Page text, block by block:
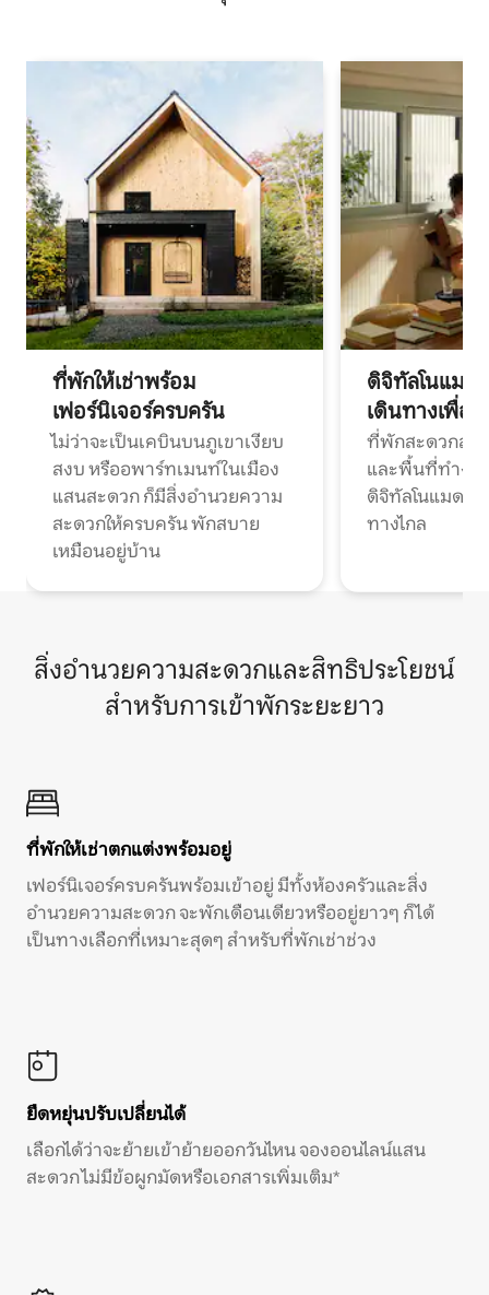
ที่พักให้เช่าพร้อม
เฟอร์นิเจอร์ครบครัน
ไม่ว่าจะเป็นเคบินบนภูเขาเงียบ
สงบ หรืออพาร์ทเมนท์ในเมือง
แสนสะดวก ก็มีสิ่งอำนวยความ
สะดวกให้ครบครัน พักสบาย
เหมือนอยู่บ้าน
ดิจิทัลโนแมด
เดินทางเพื่อ
ที่พักสะดวกสบ
และพื้นที่ทำงา
ดิจิทัลโนแมดแ
ทางไกล
สิ่งอำนวยความสะดวกและสิทธิประโยชน์
สำหรับการเข้าพักระยะยาว
ที่พักให้เช่าตกแต่งพร้อมอยู่
เฟอร์นิเจอร์ครบครันพร้อมเข้าอยู่ มีทั้งห้องครัวและสิ่ง
อำนวยความสะดวก จะพักเดือนเดียวหรืออยู่ยาวๆ ก็ได้
เป็นทางเลือกที่เหมาะสุดๆ สำหรับที่พักเช่าช่วง
ยืดหยุ่นปรับเปลี่ยนได้
เลือกได้ว่าจะย้ายเข้าย้ายออกวันไหน จองออนไลน์แสน
สะดวก ไม่มีข้อผูกมัดหรือเอกสารเพิ่มเติม*